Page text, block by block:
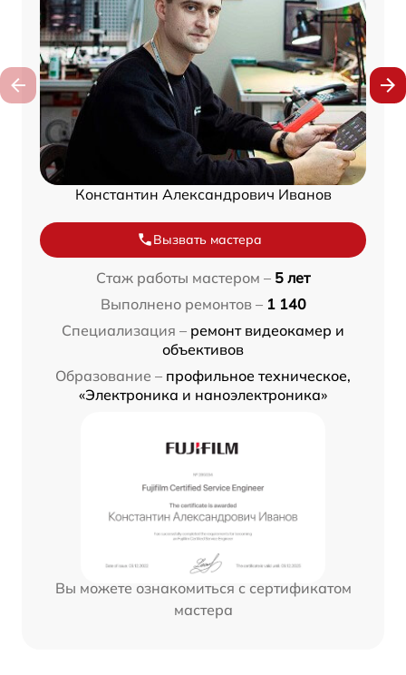
Константин Александрович Иванов
Вызвать мастера
Стаж работы мастером – 5 лет
Выполнено ремонтов – 1 140
Специализация – ремонт видеокамер и
объективов
Образование – профильное техническое,
«Электроника и наноэлектроника»
Вы можете ознакомиться с сертификатом
мастера